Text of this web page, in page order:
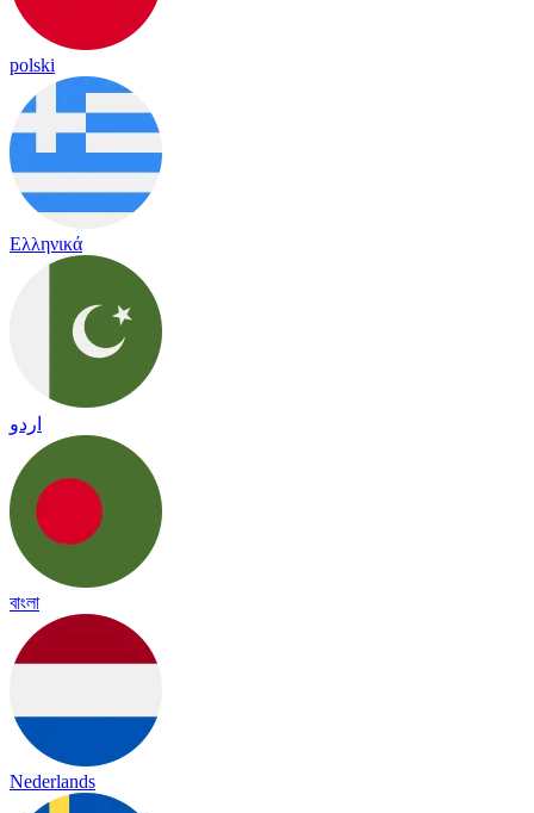
polski
Ελληνικά
اردو
বাংলা
Nederlands